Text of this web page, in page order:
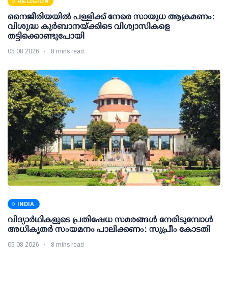
നൈജീരിയയിൽ പള്ളിക്ക് നേരെ സായുധ ആക്രമണം:
വിശുദ്ധ കുർബാനയ്ക്കിടെ വിശ്വാസികളെ
തട്ടിക്കൊണ്ടുപോയി
05 08 2026 8 mins read
INDIA
വിദ്യാര്‍ഥികളുടെ പ്രതിഷേധ സമരങ്ങള്‍ നേരിടുമ്പോള്‍
അധികൃതര്‍ സംയമനം പാലിക്കണം: സുപ്രീം കോടതി
05 08 2026 8 mins read